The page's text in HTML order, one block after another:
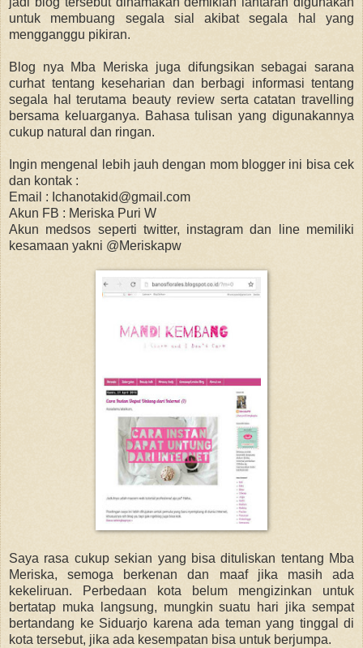
untuk membuang segala sial akibat segala hal yang
mengganggu pikiran.
Blog nya Mba Meriska juga difungsikan sebagai sarana
curhat tentang keseharian dan berbagi informasi tentang
segala hal terutama beauty review serta catatan travelling
bersama keluarganya. Bahasa tulisan yang digunakannya
cukup natural dan ringan.
Ingin mengenal lebih jauh dengan mom blogger ini bisa cek
dan kontak :
Email : Ichanotakid@gmail.com
Akun FB : Meriska Puri W
Akun medsos seperti twitter, instagram dan line memiliki
kesamaan yakni @Meriskapw
Saya rasa cukup sekian yang bisa dituliskan tentang Mba
Meriska, semoga berkenan dan maaf jika masih ada
kekeliruan. Perbedaan kota belum mengizinkan untuk
bertatap muka langsung, mungkin suatu hari jika sempat
bertandang ke Siduarjo karena ada teman yang tinggal di
kota tersebut, jika ada kesempatan bisa untuk berjumpa.